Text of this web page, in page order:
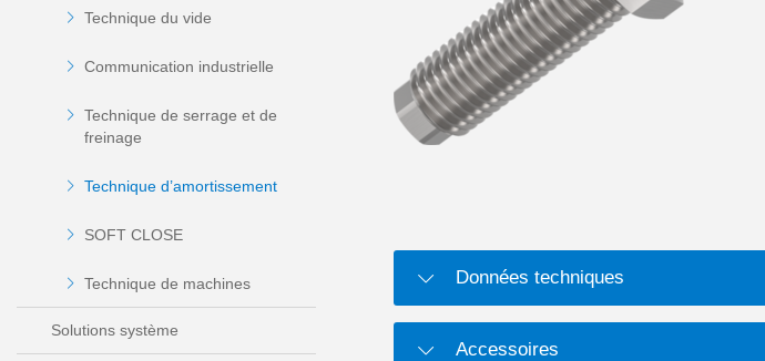
Technique du vide
Communication industrielle
Technique de serrage et de
freinage
Technique d’amortissement
SOFT CLOSE
Technique de machines
Solutions système
Données techniques
Accessoires